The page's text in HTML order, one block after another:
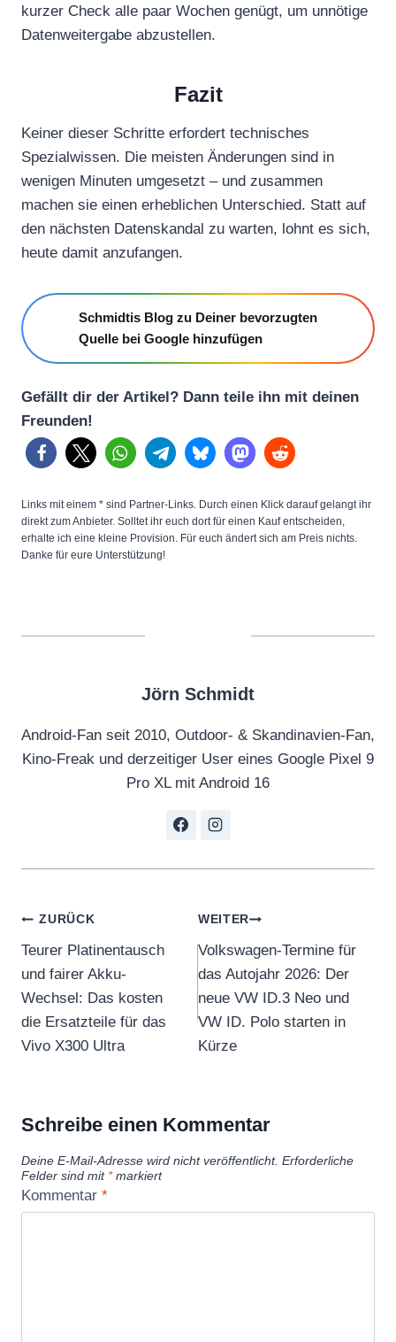
kurzer Check alle paar Wochen genügt, um unnötige
Datenweitergabe abzustellen.
Fazit
Keiner dieser Schritte erfordert technisches
Spezialwissen. Die meisten Änderungen sind in
wenigen Minuten umgesetzt – und zusammen
machen sie einen erheblichen Unterschied. Statt auf
den nächsten Datenskandal zu warten, lohnt es sich,
heute damit anzufangen.
Schmidtis Blog zu Deiner bevorzugten
Quelle bei Google hinzufügen
Gefällt dir der Artikel? Dann teile ihn mit deinen
Freunden!
Links mit einem * sind Partner-Links. Durch einen Klick darauf gelangt ihr
direkt zum Anbieter. Solltet ihr euch dort für einen Kauf entscheiden,
erhalte ich eine kleine Provision. Für euch ändert sich am Preis nichts.
Danke für eure Unterstützung!
Jörn Schmidt
Android-Fan seit 2010, Outdoor- & Skandinavien-Fan,
Kino-Freak und derzeitiger User eines Google Pixel 9
Pro XL mit Android 16
Beitragsnavigation
ZURÜCK
Teurer Platinentausch
und fairer Akku-
Wechsel: Das kosten
die Ersatzteile für das
Vivo X300 Ultra
WEITER
Volkswagen-Termine für
das Autojahr 2026: Der
neue VW ID.3 Neo und
VW ID. Polo starten in
Kürze
Schreibe einen Kommentar
Deine E-Mail-Adresse wird nicht veröffentlicht. Erforderliche
Felder sind mit *markiert
Kommentar *